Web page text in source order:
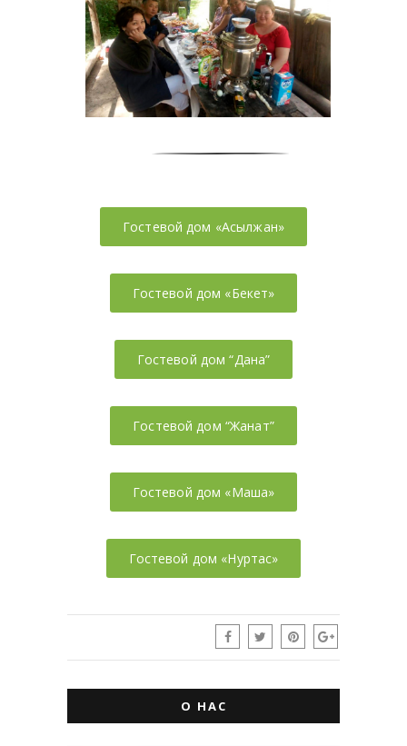
Гостевой дом «Асылжан»
Гостевой дом «Бекет»
Гостевой дом “Дана”
Гостевой дом “Жанат”
Гостевой дом «Маша»
Гостевой дом «Нуртас»
О НАС